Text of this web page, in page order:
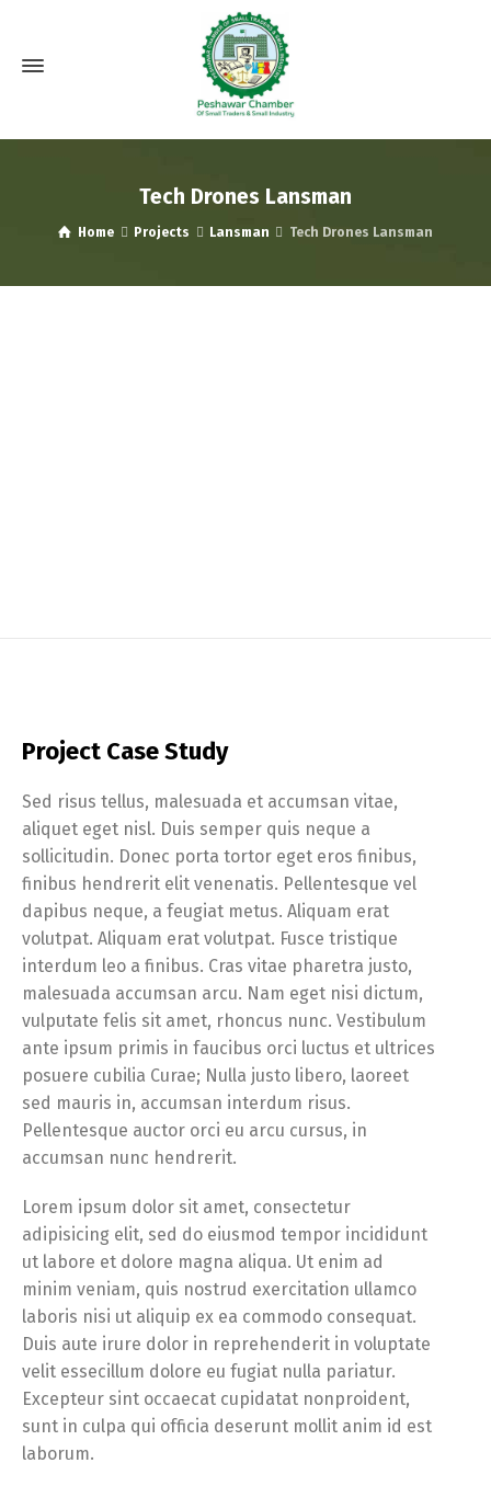
Tech Drones Lansman
Home Projects Lansman Tech Drones Lansman
Project Case Study
Sed risus tellus, malesuada et accumsan vitae,
aliquet eget nisl. Duis semper quis neque a
sollicitudin. Donec porta tortor eget eros finibus,
finibus hendrerit elit venenatis. Pellentesque vel
dapibus neque, a feugiat metus. Aliquam erat
volutpat. Aliquam erat volutpat. Fusce tristique
interdum leo a finibus. Cras vitae pharetra justo,
malesuada accumsan arcu. Nam eget nisi dictum,
vulputate felis sit amet, rhoncus nunc. Vestibulum
ante ipsum primis in faucibus orci luctus et ultrices
posuere cubilia Curae; Nulla justo libero, laoreet
sed mauris in, accumsan interdum risus.
Pellentesque auctor orci eu arcu cursus, in
accumsan nunc hendrerit.
Lorem ipsum dolor sit amet, consectetur
adipisicing elit, sed do eiusmod tempor incididunt
ut labore et dolore magna aliqua. Ut enim ad
minim veniam, quis nostrud exercitation ullamco
laboris nisi ut aliquip ex ea commodo consequat.
Duis aute irure dolor in reprehenderit in voluptate
velit essecillum dolore eu fugiat nulla pariatur.
Excepteur sint occaecat cupidatat nonproident,
sunt in culpa qui officia deserunt mollit anim id est
laborum.